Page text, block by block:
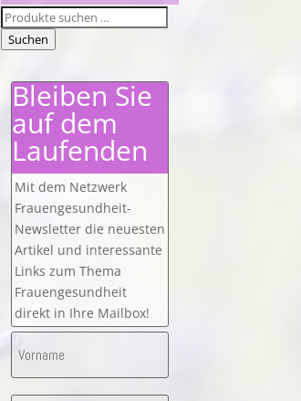
Suchen
nach:
Suchen
Bleiben Sie
auf dem
Laufenden
Mit dem Netzwerk
Frauengesundheit-
Newsletter die neuesten
Artikel und interessante
Links zum Thema
Frauengesundheit
direkt in Ihre Mailbox!